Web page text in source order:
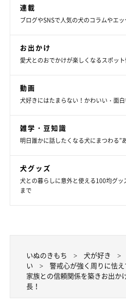
連載
ブログやSNSで人気の犬のコラムやエ
お出かけ
愛犬とのおでかけが楽しくなるスポッ
動画
犬好きにはたまらない！かわいい・面
雑学・豆知識
明日誰かに話したくなる犬にまつわる”
犬グッズ
犬との暮らしに意外と使える100均グ
まで
いぬのきもち 犬が好き
い
警戒心が強く周りに怯
家族との信頼関係を築きお出か
長！